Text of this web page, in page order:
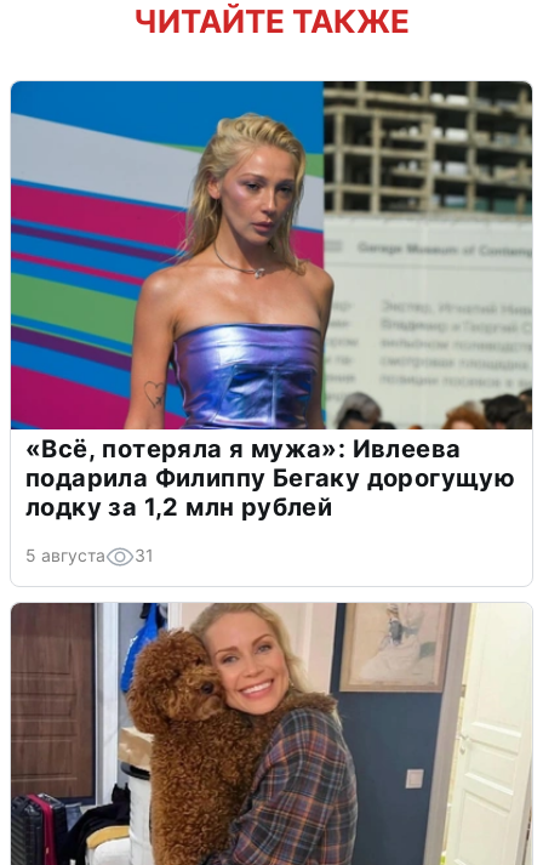
ЧИТАЙТЕ ТАКЖЕ
«Всё, потеряла я мужа»: Ивлеева
подарила Филиппу Бегаку дорогущую
лодку за 1,2 млн рублей
5 августа 31